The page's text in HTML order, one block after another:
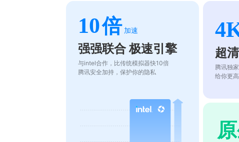
10倍 加速
强强联合 极速引擎
与intel合作，比传统模拟器快10倍
腾讯安全加持，保护你的隐私
超
腾讯独
给你更